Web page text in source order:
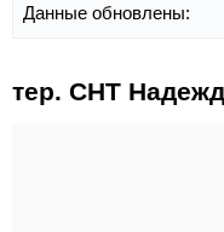
Данные обновлены:
тер. СНТ